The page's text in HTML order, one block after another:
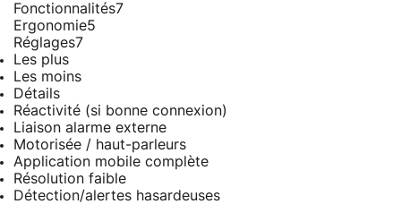
Fonctionnalités7
Ergonomie5
Réglages7
Les plus
Les moins
Détails
Réactivité (si bonne connexion)
Liaison alarme externe
Motorisée / haut-parleurs
Application mobile complète
Résolution faible
Détection/alertes hasardeuses